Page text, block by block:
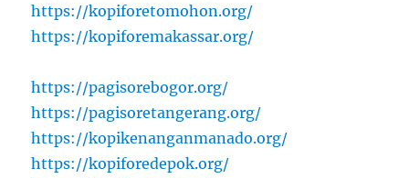
https://kopiforetomohon.org/
https://kopiforemakassar.org/
https://pagisorebogor.org/
https://pagisoretangerang.org/
https://kopikenanganmanado.org/
https://kopiforedepok.org/